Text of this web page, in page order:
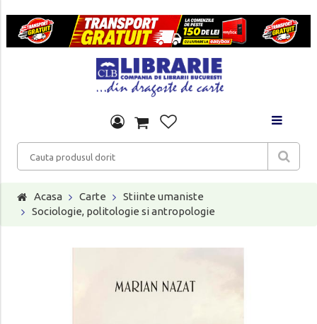
Acasa Carte
Stiinte umaniste
Sociologie, politologie si antropologie